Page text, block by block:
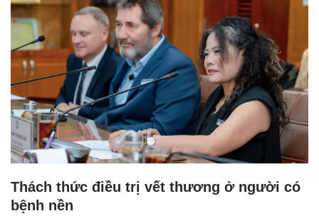
Thách thức điều trị vết thương ở người có
bệnh nền